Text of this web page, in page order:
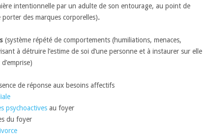
intentionnelle par un adulte de son entourage, au point de
des marques corporelles).
(système répété de comportements (humiliations, menaces,
à détruire l’estime de soi d’une personne et à instaurer sur elle
de réponse aux besoins affectifs
psychoactivesau foyer
du foyer